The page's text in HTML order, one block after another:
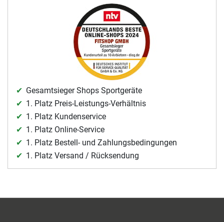
Gesamtsieger Shops Sportgeräte
1. Platz Preis-Leistungs-Verhältnis
1. Platz Kundenservice
1. Platz Online-Service
1. Platz Bestell- und Zahlungsbedingungen
1. Platz Versand / Rücksendung